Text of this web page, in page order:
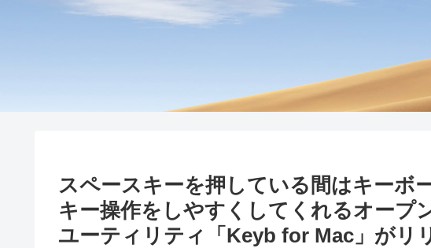
スペースキーを押している間はキーボ
キー操作をしやすくしてくれるオープ
ユーティリティ「Keyb for Mac」がリ